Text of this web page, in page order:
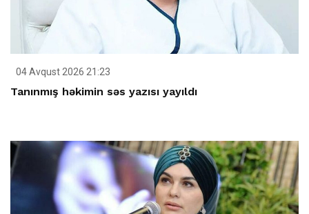
04 Avqust 2026 21:23
Tanınmış həkimin səs yazısı yayıldı